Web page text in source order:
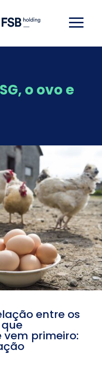
o ovo e
entre os
primeiro: